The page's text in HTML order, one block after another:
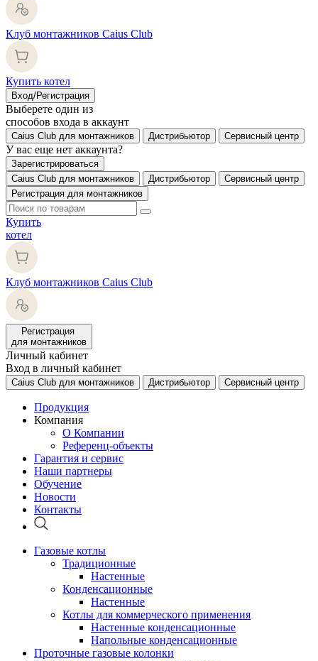
Клуб монтажников Caius Club
Купить котел
Вход/Регистрация
Выберете один из
способов входа в аккаунт
Caius Club для монтажников Дистрибьютор Сервисный центр
У вас еще нет аккаунта?
Зарегистрироваться
Caius Club для монтажников
Дистрибьютор
Сервисный центр
Регистрация для монтажников
Купить
котел
Клуб монтажников Caius Club
Регистрация
для монтажников
Личный кабинет
Вход в личный кабинет
Caius Club для монтажников Дистрибьютор Сервисный центр
Продукция
Компания
О Компании
Референц-объекты
Гарантия и сервис
Наши партнеры
Обучение
Новости
Контакты
Газовые котлы
Традиционные
Настенные
Конденсационные
Настенные
Котлы для коммерческого применения
Настенные конденсационные
Напольные конденсационные
Проточные газовые колонки